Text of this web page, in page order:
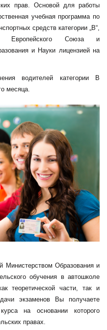
прав. Основой для работы
учебная программа по
средств категории „B“,
Европейского Союза и
и Науки лицензией на
водителей категории B
месяца.
Министерством Образования и
обучения в автошколе
теоретической части, так и
экзаменов Вы получаете
на основании которого
правах.